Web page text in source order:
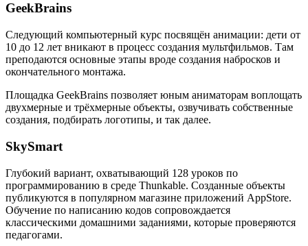
GeekBrains
Следующий компьютерный курс посвящён анимации: дети от
10 до 12 лет вникают в процесс создания мультфильмов. Там
преподаются основные этапы вроде создания набросков и
окончательного монтажа.
Площадка GeekBrains позволяет юным аниматорам воплощать
двухмерные и трёхмерные объекты, озвучивать собственные
создания, подбирать логотипы, и так далее.
SkySmart
Глубокий вариант, охватывающий 128 уроков по
программированию в среде Thunkable. Созданные объекты
публикуются в популярном магазине приложений AppStore.
Обучение по написанию кодов сопровождается
классическими домашними заданиями, которые проверяются
педагогами.